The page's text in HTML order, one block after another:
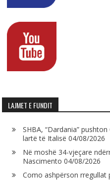
LAJMET E FUNDIT
SHBA, “Dardania”
lartë të Italisë 04/08/2026
Në moshë 34-vjeçare
Nascimento 04/08/2026
Como ashpërson rregullat